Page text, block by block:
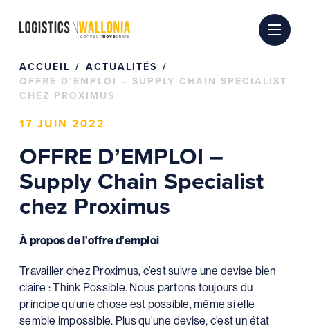
ACCUEIL
ACTUALITÉS
OFFRE D’EMPLOI – SUPPLY CHAIN SPECIALIST
CHEZ PROXIMUS
17 JUIN 2022
OFFRE D’EMPLOI –
Supply Chain Specialist
chez Proximus
À propos de l’offre d’emploi
Travailler chez Proximus, c’est suivre une devise bien
claire : Think Possible. Nous partons toujours du
principe qu’une chose est possible, même si elle
semble impossible. Plus qu’une devise, c’est un état